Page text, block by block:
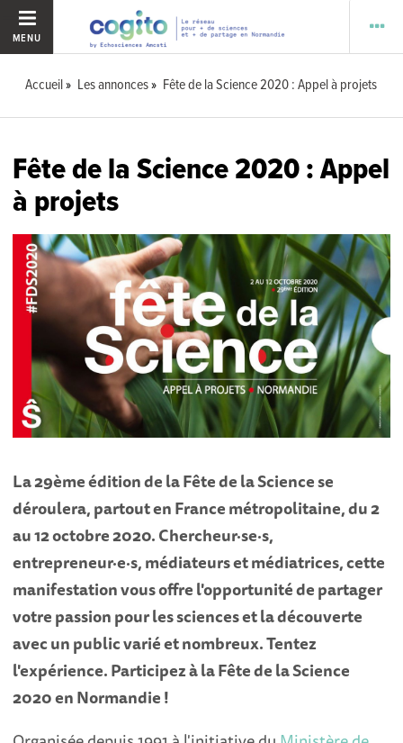
MENU
Accueil Les annonces Fête de la Science 2020 : Appel à projets
Fête de la Science 2020 : Appel
à projets
La 29ème édition de la Fête de la Science se
déroulera, partout en France métropolitaine, du 2
au 12 octobre 2020. Chercheur·se·s,
entrepreneur·e·s, médiateurs et médiatrices, cette
manifestation vous offre l'opportunité de partager
votre passion pour les sciences et la découverte
avec un public varié et nombreux. Tentez
l'expérience. Participez à la Fête de la Science
2020 en Normandie !